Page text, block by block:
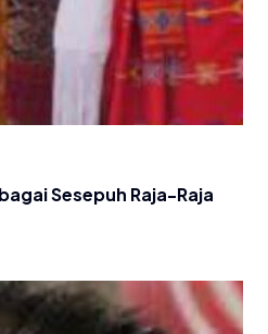
Sesepuh Raja-Raja